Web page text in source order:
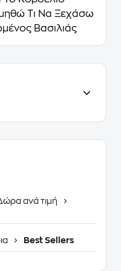
Τι Να Ξεχάσω
Βασιλιάς
ανά τιμή
Best Sellers